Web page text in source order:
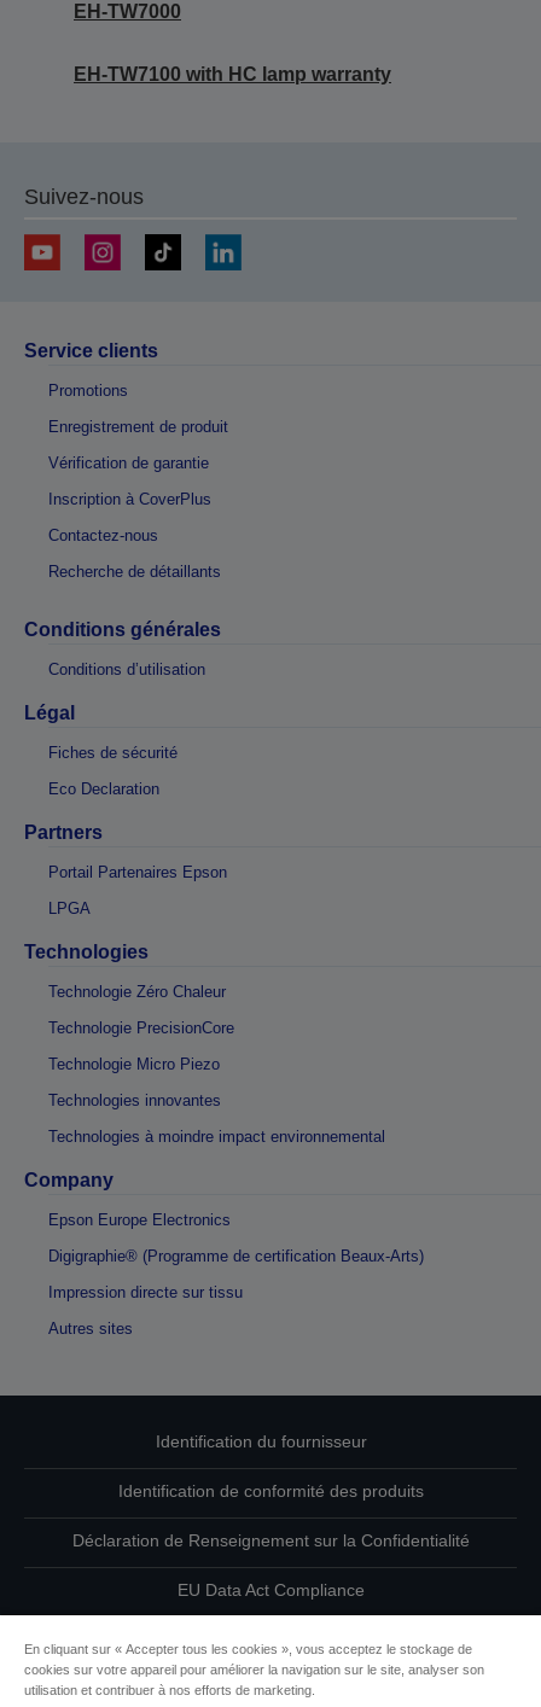
EH-TW7000
EH-TW7100 with HC lamp warranty
Suivez-nous
Service clients
Promotions
Enregistrement de produit
Vérification de garantie
Inscription à CoverPlus
Contactez-nous
Recherche de détaillants
Conditions générales
Conditions d’utilisation
Légal
Fiches de sécurité
Eco Declaration
Partners
Portail Partenaires Epson
LPGA
Technologies
Technologie Zéro Chaleur
Technologie PrecisionCore
Technologie Micro Piezo
Technologies innovantes
Technologies à moindre impact environnemental
Company
Epson Europe Electronics
Digigraphie® (Programme de certification Beaux-Arts)
Impression directe sur tissu
Autres sites
Identification du fournisseur
Identification de conformité des produits
Déclaration de Renseignement sur la Confidentialité
EU Data Act Compliance
Informations sur les cookies
En cliquant sur « Accepter tous les cookies », vous acceptez le stockage de
cookies sur votre appareil pour améliorer la navigation sur le site, analyser son
utilisation et contribuer à nos efforts de marketing.